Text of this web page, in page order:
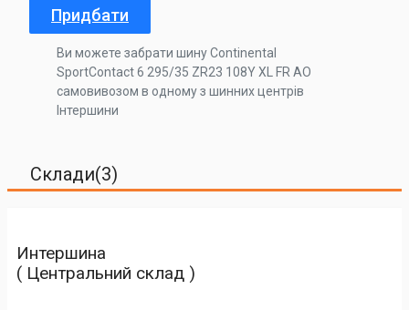
Придбати
Ви можете забрати шину Continental
SportContact 6 295/35 ZR23 108Y XL FR AO
самовивозом в одному з шинних центрів
Інтершини
Склади(3)
Интершина
( Центральний склад )